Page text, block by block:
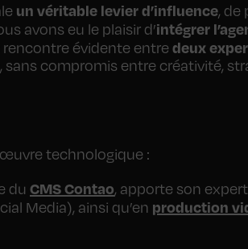
un véritable levier d’influence, de
avons eu le plaisir d’intégrer
évidente entredeux
compromis entre créativité,
technologique :
du CMS Contao, apporte son
Media), ainsi qu’en production